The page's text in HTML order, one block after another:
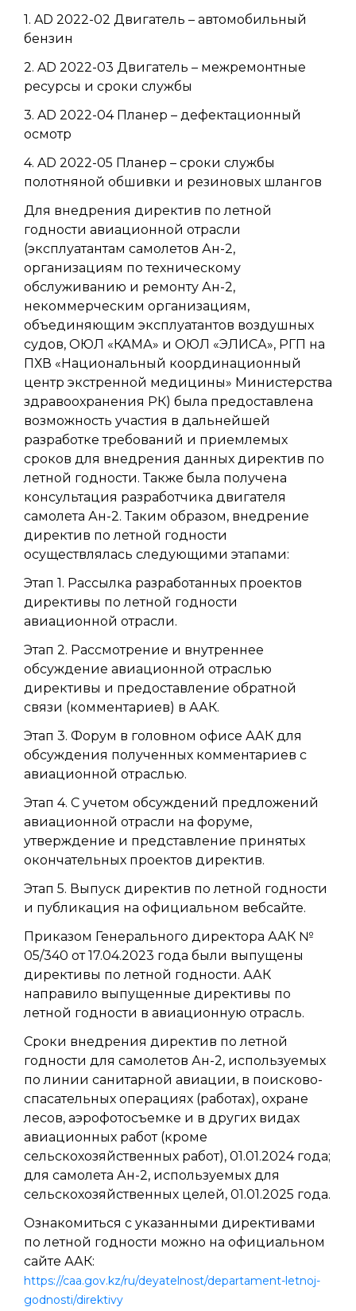
1. AD 2022-02 Двигатель – автомобильный
бензин
2. AD 2022-03 Двигатель – межремонтные
ресурсы и сроки службы
3. AD 2022-04 Планер – дефектационный
осмотр
4. AD 2022-05 Планер – сроки службы
полотняной обшивки и резиновых шлангов
Для внедрения директив по летной
годности авиационной отрасли
(эксплуатантам самолетов Ан-2,
организациям по техническому
обслуживанию и ремонту Ан-2,
некоммерческим организациям,
объединяющим эксплуатантов воздушных
судов, ОЮЛ «КАМА» и ОЮЛ «ЭЛИСА», РГП на
ПХВ «Национальный координационный
центр экстренной медицины» Министерства
здравоохранения РК) была предоставлена
возможность участия в дальнейшей
разработке требований и приемлемых
сроков для внедрения данных директив по
летной годности. Также была получена
консультация разработчика двигателя
самолета Ан-2. Таким образом, внедрение
директив по летной годности
осуществлялась следующими этапами:
Этап 1. Рассылка разработанных проектов
директивы по летной годности
авиационной отрасли.
Этап 2. Рассмотрение и внутреннее
обсуждение авиационной отраслью
директивы и предоставление обратной
связи (комментариев) в ААК.
Этап 3. Форум в головном офисе ААК для
обсуждения полученных комментариев с
авиационной отраслью.
Этап 4. С учетом обсуждений предложений
авиационной отрасли на форуме,
утверждение и представление принятых
окончательных проектов директив.
Этап 5. Выпуск директив по летной годности
и публикация на официальном вебсайте.
Приказом Генерального директора ААК №
05/340 от 17.04.2023 года были выпущены
директивы по летной годности. ААК
направило выпущенные директивы по
летной годности в авиационную отрасль.
Сроки внедрения директив по летной
годности для самолетов Ан-2, используемых
по линии санитарной авиации, в поисково-
спасательных операциях (работах), охране
лесов, аэрофотосъемке и в других видах
авиационных работ (кроме
сельскохозяйственных работ), 01.01.2024 года;
для самолета Ан-2, используемых для
сельскохозяйственных целей, 01.01.2025 года.
Ознакомиться с указанными директивами
по летной годности можно на официальном
сайте ААК:
https://caa.gov.kz/ru/deyatelnost/departament-letnoj-
godnosti/direktivy